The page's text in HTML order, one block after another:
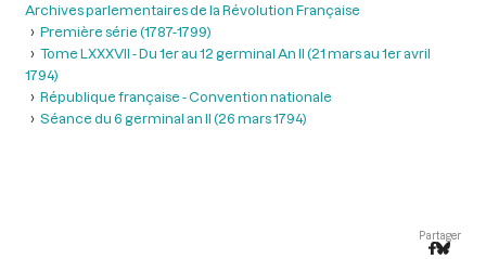
Archives parlementaires de la Révolution Française
Première série (1787-1799)
Tome LXXXVII - Du 1er au 12 germinal An II (21 mars au 1er avril
1794)
République française - Convention nationale
Séance du 6 germinal an II (26 mars 1794)
Partager